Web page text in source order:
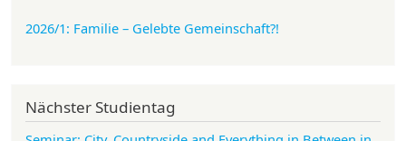
2026/1: Familie – Gelebte Gemeinschaft?!
Nächster Studientag